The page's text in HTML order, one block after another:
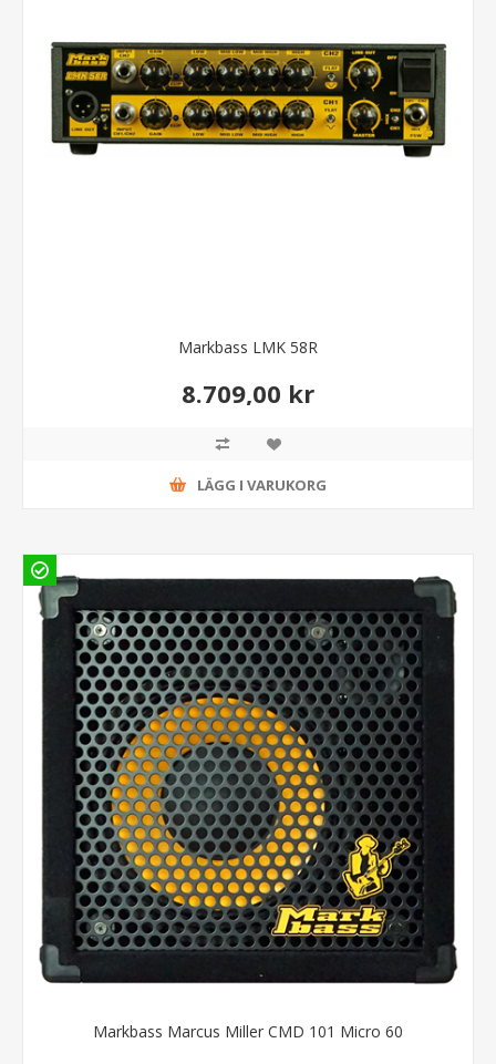
Markbass LMK 58R
8.709,00 kr
LÄGG I VARUKORG
Markbass Marcus Miller CMD 101 Micro 60